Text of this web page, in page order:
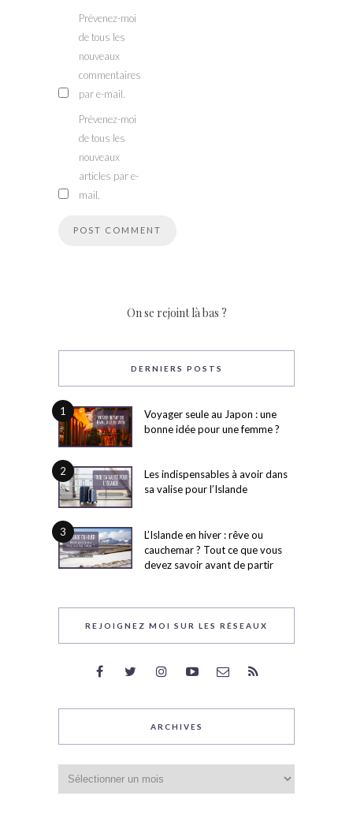
Prévenez-moi
de tous les
nouveaux
commentaires
par e-mail.
Prévenez-moi
de tous les
nouveaux
articles par e-
mail.
On se rejoint là bas ?
DERNIERS POSTS
1
Voyager seule au Japon : une
bonne idée pour une femme ?
2
Les indispensables à avoir dans
sa valise pour l’Islande
3
L’Islande en hiver : rêve ou
cauchemar ? Tout ce que vous
devez savoir avant de partir
REJOIGNEZ MOI SUR LES RÉSEAUX
ARCHIVES